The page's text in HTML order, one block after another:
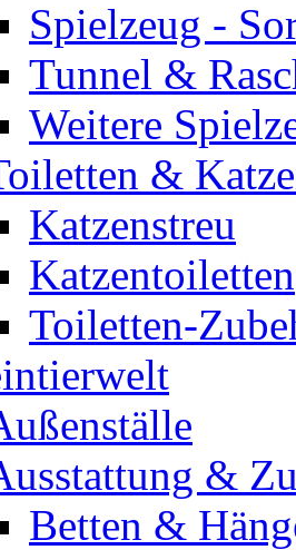
Spielzeug -
Tunnel &
Weitere
&
Katzenstreu
Katzentoiletten
Toiletten-
&
Betten &